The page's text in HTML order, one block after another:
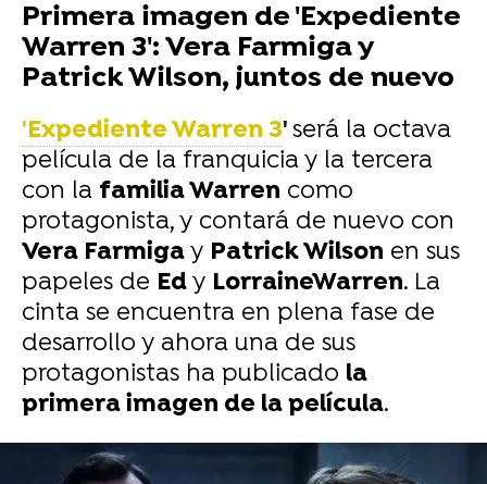
Primera imagen de 'Expediente
Warren 3': Vera Farmiga y
Patrick Wilson, juntos de nuevo
'Expediente Warren 3'será la octava
película de la franquicia y la tercera
con la familia Warren como
protagonista, y contará de nuevo con
Vera Farmigay Patrick Wilson en sus
papeles de Edy LorraineWarren. La
cinta se encuentra en plena fase de
desarrollo y ahora una de sus
protagonistas ha publicado la
primera imagen de la película.
-